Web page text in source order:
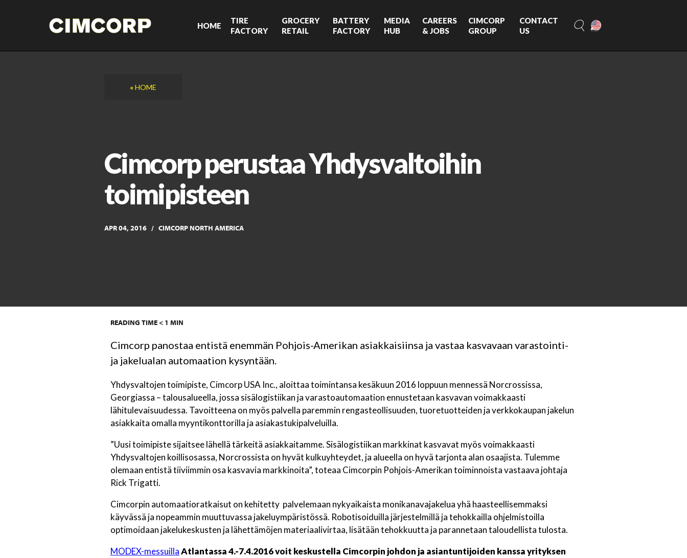
HOME
TIRE
FACTORY
GROCERY
RETAIL
BATTERY
FACTORY
MEDIA
HUB
CAREERS
& JOBS
CIMCORP
GROUP
CONTACT
US
« HOME
Cimcorp perustaa Yhdysvaltoihin
toimipisteen
APR 04, 2016 CIMCORP NORTH AMERICA
READING TIME< 1 MIN
Cimcorp panostaa entistä enemmän Pohjois-Amerikan asiakkaisiinsa ja vastaa kasvavaan varastointi-
ja jakelualan automaation kysyntään.
Yhdysvaltojen toimipiste, Cimcorp USA Inc., aloittaa toimintansa kesäkuun 2016 loppuun mennessä Norcrossissa,
Georgiassa – talousalueella, jossa sisälogistiikan ja varastoautomaation ennustetaan kasvavan voimakkaasti
lähitulevaisuudessa. Tavoitteena on myös palvella paremmin rengasteollisuuden, tuoretuotteiden ja verkkokaupan jakelun
asiakkaita omalla myyntikonttorilla ja asiakastukipalveluilla.
”Uusi toimipiste sijaitsee lähellä tärkeitä asiakkaitamme. Sisälogistiikan markkinat kasvavat myös voimakkaasti
Yhdysvaltojen koillisosassa, Norcrossista on hyvät kulkuyhteydet, ja alueella on hyvä tarjonta alan osaajista. Tulemme
olemaan entistä tiiviimmin osa kasvavia markkinoita”, toteaa Cimcorpin Pohjois-Amerikan toiminnoista vastaava johtaja
Rick Trigatti.
Cimcorpin automaatioratkaisut on kehitetty palvelemaan nykyaikaista monikanavajakelua yhä haasteellisemmaksi
käyvässä ja nopeammin muuttuvassa jakeluympäristössä. Robotisoiduilla järjestelmillä ja tehokkailla ohjelmistoilla
optimoidaan jakelukeskusten ja lähettämöjen materiaalivirtaa, lisätään tehokkuutta ja parannetaan taloudellista tulosta.
MODEX-messuillaAtlantassa 4.-7.4.2016 voit keskustella Cimcorpin johdon ja asiantuntijoiden kanssa yrityksen